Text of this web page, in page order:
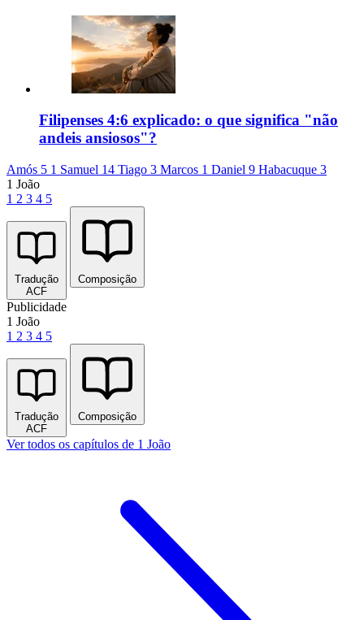
Filipenses 4:6 explicado: o que significa "não
andeis ansiosos"?
Amós 5 1 Samuel 14 Tiago 3 Marcos 1 Daniel 9 Habacuque 3
1 João
1 2 3 4 5
Tradução
ACF
Composição
Publicidade
1 João
1 2 3 4 5
Tradução
ACF
Composição
Ver todos os capítulos de 1 João